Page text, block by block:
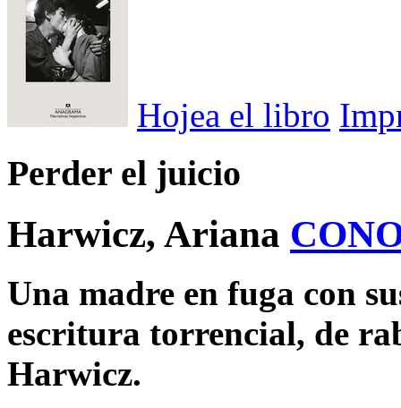
Hojea el libro
Perder el juicio
Harwicz, Ariana
Una madre en fuga con
escritura torrencial, de
Harwicz.